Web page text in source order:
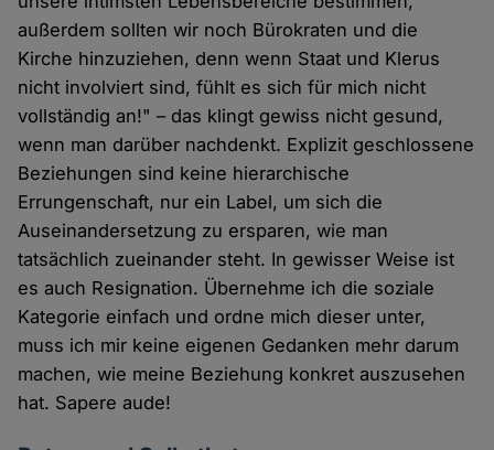
außerdem sollten wir noch Bürokraten und die
Kirche hinzuziehen, denn wenn Staat und Klerus
nicht involviert sind, fühlt es sich für mich nicht
vollständig an!" – das klingt gewiss nicht gesund,
wenn man darüber nachdenkt. Explizit geschlossene
Beziehungen sind keine hierarchische
Errungenschaft, nur ein Label, um sich die
Auseinandersetzung zu ersparen, wie man
tatsächlich zueinander steht. In gewisser Weise ist
es auch Resignation. Übernehme ich die soziale
Kategorie einfach und ordne mich dieser unter,
muss ich mir keine eigenen Gedanken mehr darum
machen, wie meine Beziehung konkret auszusehen
hat. Sapere aude!